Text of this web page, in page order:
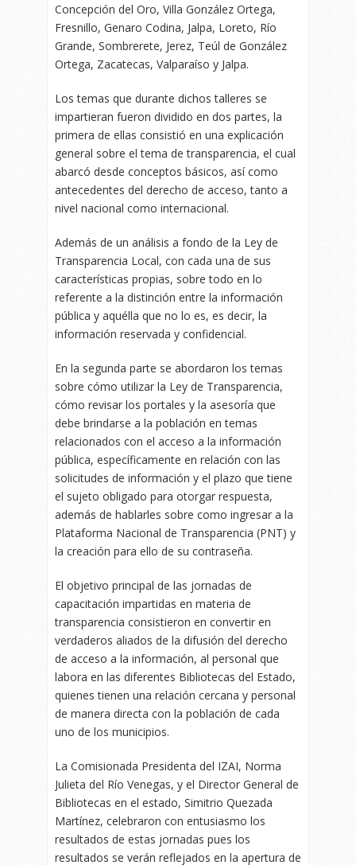
Concepción del Oro, Villa González Ortega,
Fresnillo, Genaro Codina, Jalpa, Loreto, Río
Grande, Sombrerete, Jerez, Teúl de González
Ortega, Zacatecas, Valparaíso y Jalpa.
Los temas que durante dichos talleres se
impartieran fueron dividido en dos partes, la
primera de ellas consistió en una explicación
general sobre el tema de transparencia, el cual
abarcó desde conceptos básicos, así como
antecedentes del derecho de acceso, tanto a
nivel nacional como internacional.
Además de un análisis a fondo de la Ley de
Transparencia Local, con cada una de sus
características propias, sobre todo en lo
referente a la distinción entre la información
pública y aquélla que no lo es, es decir, la
información reservada y confidencial.
En la segunda parte se abordaron los temas
sobre cómo utilizar la Ley de Transparencia,
cómo revisar los portales y la asesoría que
debe brindarse a la población en temas
relacionados con el acceso a la información
pública, específicamente en relación con las
solicitudes de información y el plazo que tiene
el sujeto obligado para otorgar respuesta,
además de hablarles sobre como ingresar a la
Plataforma Nacional de Transparencia (PNT) y
la creación para ello de su contraseña.
El objetivo principal de las jornadas de
capacitación impartidas en materia de
transparencia consistieron en convertir en
verdaderos aliados de la difusión del derecho
de acceso a la información, al personal que
labora en las diferentes Bibliotecas del Estado,
quienes tienen una relación cercana y personal
de manera directa con la población de cada
uno de los municipios.
La Comisionada Presidenta del IZAI, Norma
Julieta del Río Venegas, y el Director General de
Bibliotecas en el estado, Simitrio Quezada
Martínez, celebraron con entusiasmo los
resultados de estas jornadas pues los
resultados se verán reflejados en la apertura de